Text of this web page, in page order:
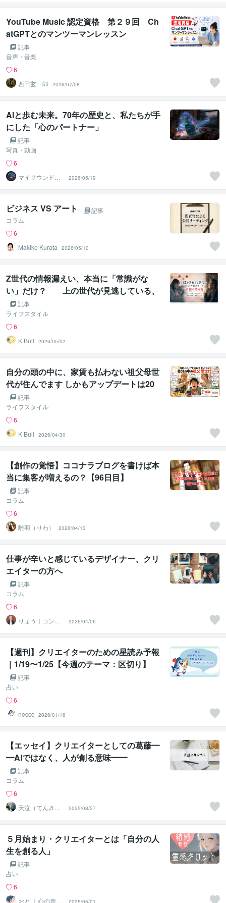
YouTube Music 認定資格 第２９回 Ch
atGPTとのマンツーマンレッスン
記事
音声・音楽
6
西田玄一郎
2026/07/08
AIと歩む未来。70年の歴史と、私たちが手
にした「心のパートナー」
記事
写真・動画
6
マイサウンドス
ケープ
2026/05/19
ビジネス VS アート
記事
コラム
6
Makiko Kurata
2026/05/10
Z世代の情報漏えい、本当に「常識がな
い」だけ？ 上の世代が見逃している、
彼らがこっそり始めていた孤独の処方箋
記事
ライフスタイル
6
K Bull
2026/05/02
自分の頭の中に、家賃も払わない祖父母世
代が住んでます しかもアップデートは20
年前で止まっている件
記事
ライフスタイル
6
K Bull
2026/04/30
【創作の覚悟】ココナラブログを書けば本
当に集客が増えるの？【96日目】
記事
コラム
6
離羽（りわ）
2026/04/13
仕事が辛いと感じているデザイナー、クリ
エイターの方へ
記事
コラム
6
りょう｜コンセ
プトビジュアラ
イザー
2026/04/06
【週刊】クリエイターのための星読み予報
｜1/19〜1/25【今週のテーマ：区切り】
記事
占い
6
neccc 2026/01/16
【エッセイ】クリエイターとしての葛藤━
━AIではなく、人が創る意味━━
記事
コラム
6
天泣（てんきゅ
う）｜執筆家
2025/08/27
５月始まり・クリエイターとは「自分の人
生を創る人」
記事
占い
6
おと ｜心の声に
2025/05/01